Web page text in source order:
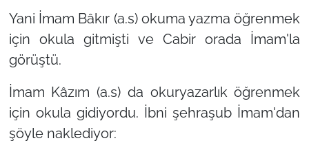
Yani İmam Bâkır (a.s) okuma yazma öğrenmek
için okula gitmişti ve Cabir orada İmam'la
görüştü.
İmam Kâzım (a.s) da okuryazarlık öğrenmek
için okula gidiyordu. İbni şehraşub İmam'dan
şöyle naklediyor: